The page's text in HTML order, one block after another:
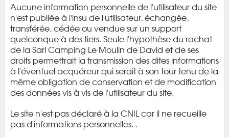
Aucune information personnelle de l'utilisateur du site
n'est publiée à l'insu de l'utilisateur, échangée,
transférée, cédée ou vendue sur un support
quelconque à des tiers. Seule l'hypothèse du rachat
de la Sarl Camping Le Moulin de David et de ses
droits permettrait la transmission des dites informations
à l'éventuel acquéreur qui serait à son tour tenu de la
même obligation de conservation et de modification
des données vis à vis de l'utilisateur du site.
Le site n'est pas déclaré à la CNIL car il ne recueille
pas d'informations personnelles. .